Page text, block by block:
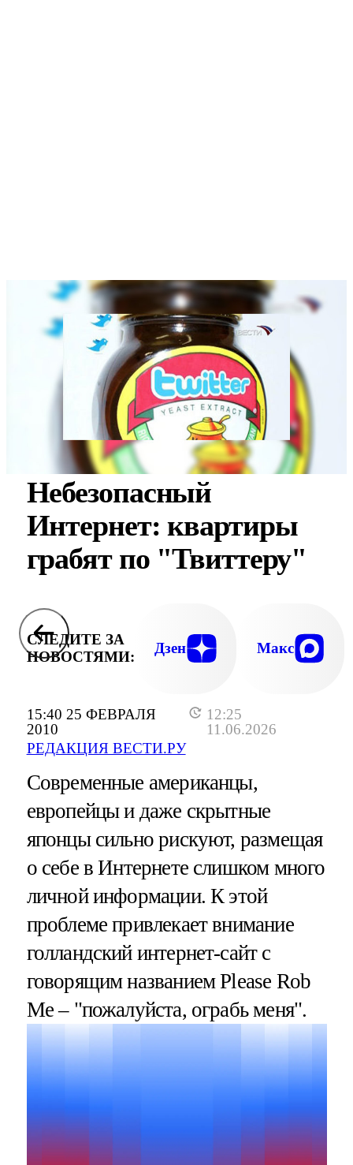
15:40 25 ФЕВРАЛЯ
2010
12:25
11.06.2026
РЕДАКЦИЯ ВЕСТИ.РУ
Небезопасный
Интернет: квартиры
грабят по "Твиттеру"
СЛЕДИТЕ ЗА
НОВОСТЯМИ:
Дзен Макс
Современные американцы,
европейцы и даже скрытные
японцы сильно рискуют, размещая
о себе в Интернете слишком много
личной информации. К этой
проблеме привлекает внимание
голландский интернет-сайт с
говорящим названием Please Rob
Me – "пожалуйста, ограбь меня".